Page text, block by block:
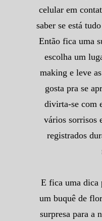
celular em
saber se está
Então fica uma
escolha um
making e leve
gosta pra se
divirta-se com
vários sorrisos
registrados
E fica uma dica
um buquê de
surpresa para a